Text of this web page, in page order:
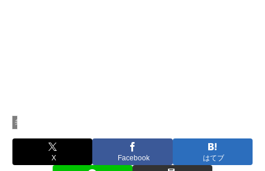
美容・健康家電
X Facebook はてブ